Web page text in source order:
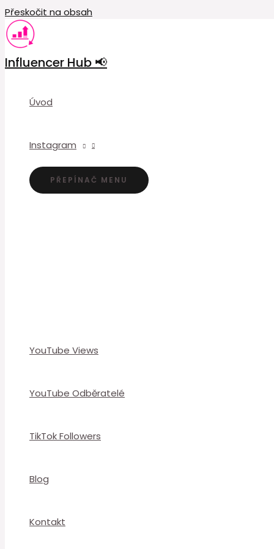
Přeskočit na obsah
Influencer Hub 📢
Úvod
Instagram
PŘEPÍNAČ MENU
YouTube Views
YouTube Odběratelé
TikTok Followers
Blog
Kontakt